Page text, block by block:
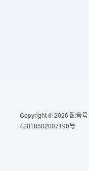
Copyright © 2026 配音号
42018502007190号